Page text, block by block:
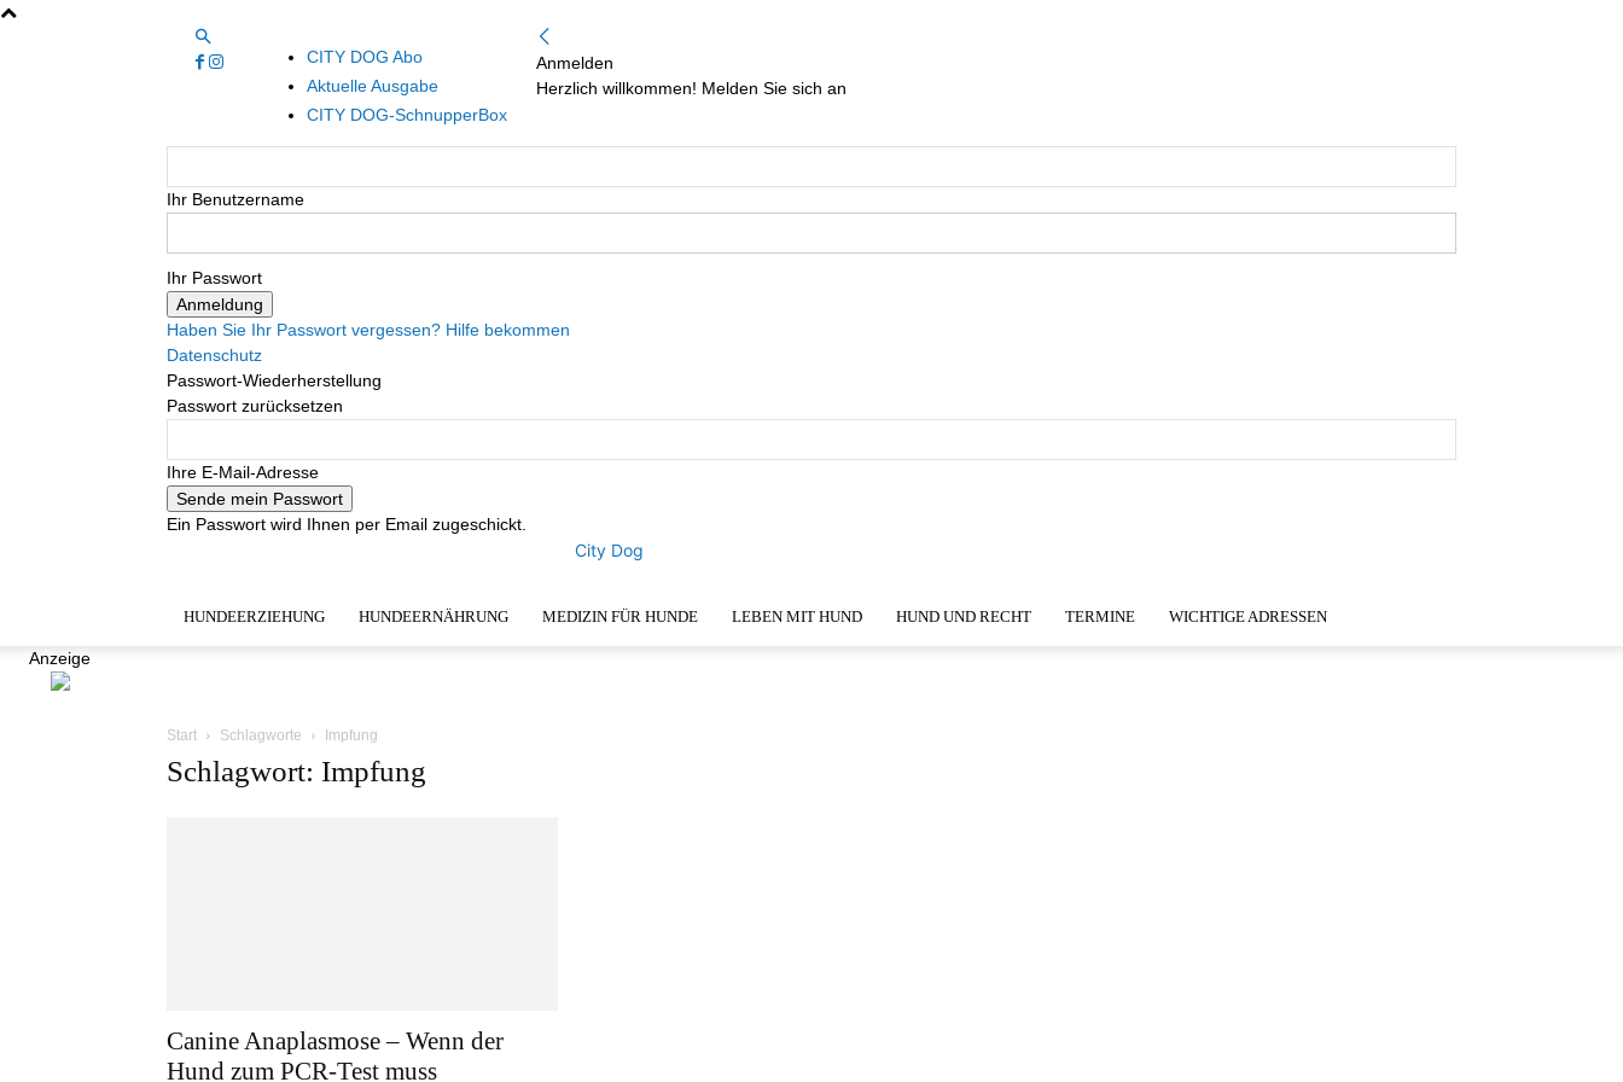
CITY DOG Abo
Aktuelle Ausgabe
CITY DOG-SchnupperBox
Anmelden
Herzlich willkommen! Melden Sie sich an
Ihr Benutzername
Ihr Passwort
Haben Sie Ihr Passwort vergessen? Hilfe bekommen
Datenschutz
Passwort-Wiederherstellung
Passwort zurücksetzen
Ihre E-Mail-Adresse
Ein Passwort wird Ihnen per Email zugeschickt.
City Dog
HUNDEERZIEHUNG HUNDEERNÄHRUNG MEDIZIN FÜR HUNDE LEBEN MIT HUND HUND UND RECHT TERMINE WICHTIGE ADRESSEN
Anzeige
Start Schlagworte Impfung
Schlagwort: Impfung
Canine Anaplasmose – Wenn der
Hund zum PCR-Test muss